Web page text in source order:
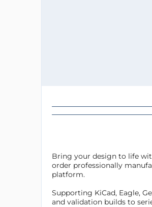
Bring your design to life
order professionally
platform.
Supporting KiCad, Eagle,
and validation builds to